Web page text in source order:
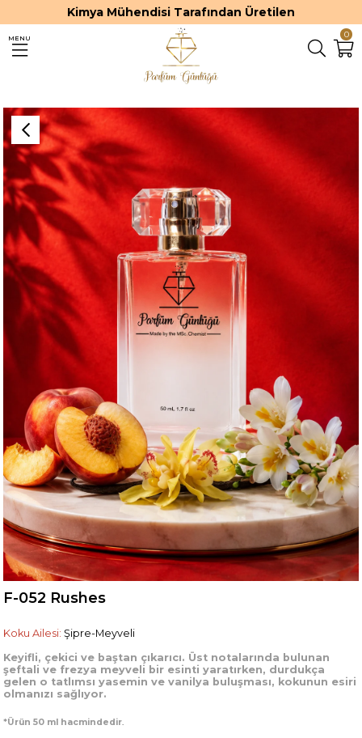
Kimya Mühendisi Tarafından Üretilen
0
MENU
F-052 Rushes
Koku Ailesi: Şipre-Meyveli
Keyifli, çekici ve baştan çıkarıcı. Üst notalarında bulunan
şeftali ve frezya meyveli bir esinti yaratırken, durdukça
gelen o tatlımsı yasemin ve vanilya buluşması, kokunun esiri
olmanızı sağlıyor.
*Ürün 50 ml hacmindedir.